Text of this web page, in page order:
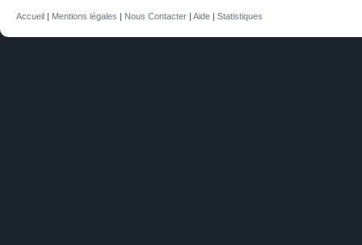
Accueil | Mentions légales | Nous Contacter | Aide | Statistiques